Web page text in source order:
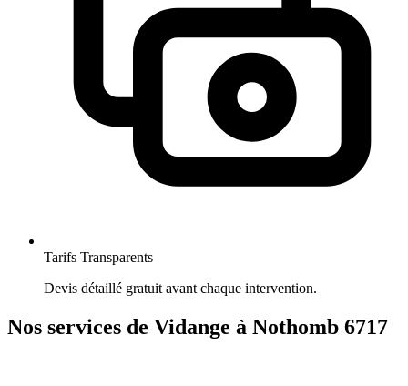
Tarifs Transparents
Devis détaillé gratuit avant chaque intervention.
Nos services de Vidange à Nothomb 6717